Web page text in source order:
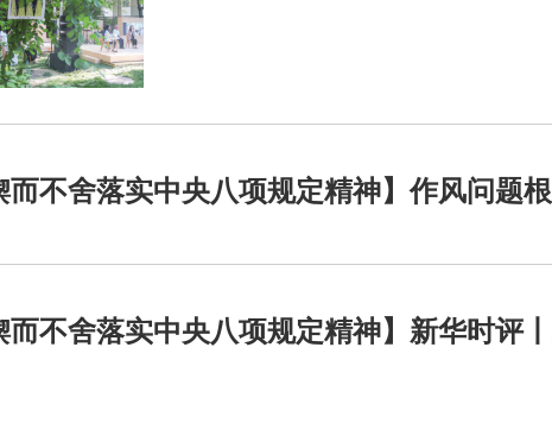
而不舍落实中央八项规定精神】作风问题
而不舍落实中央八项规定精神】新华时评